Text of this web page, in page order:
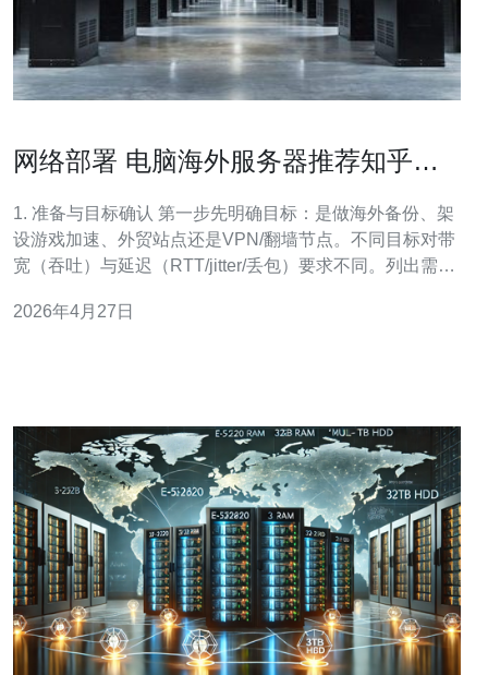
网络部署 电脑海外服务器推荐知乎中
1. 准备与目标确认 第一步先明确目标：是做海外备份、架
设游戏加速、外贸站点还是VPN/翻墙节点。不同目标对带
宽（吞吐）与延迟（RTT/jitter/丢包）要求不同。列出需
最大延迟(ms)与丢包率(%)。 小分段：把需求量化，例如：
2026年4月27日